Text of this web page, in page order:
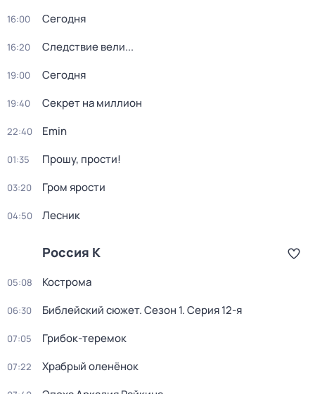
16:00 Сегодня
16:20 Следствие вели...
19:00 Сегодня
19:40 Секрет на миллион
22:40 Emin
01:35 Прошу, прости!
03:20 Гром ярости
04:50 Лесник
Россия К
05:08 Кострома
06:30 Библейский сюжет. Сезон 1. Серия 12-я
07:05 Грибок-теремок
07:22 Храбрый оленёнок